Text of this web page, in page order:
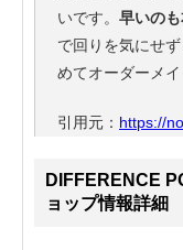
いです。 早いの
で回りを気にせ
めてオーダーメ
引用元： https://
DIFFERENCE
ョップ情報詳細